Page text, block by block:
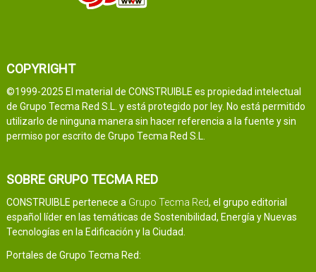
COPYRIGHT
©1999-2025 El material de CONSTRUIBLE es propiedad intelectual
de Grupo Tecma Red S.L. y está protegido por ley. No está permitido
utilizarlo de ninguna manera sin hacer referencia a la fuente y sin
permiso por escrito de Grupo Tecma Red S.L.
SOBRE GRUPO TECMA RED
CONSTRUIBLE pertenece a Grupo Tecma Red, el grupo editorial
español líder en las temáticas de Sostenibilidad, Energía y Nuevas
Tecnologías en la Edificación y la Ciudad.
Portales de Grupo Tecma Red: